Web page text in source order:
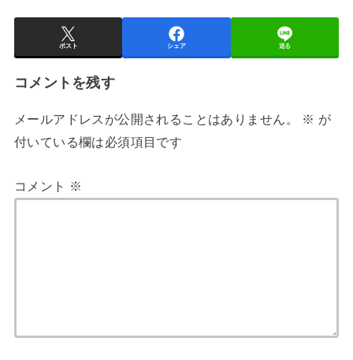
ポスト シェア 送る
コメントを残す
メールアドレスが公開されることはありません。 ※ が
付いている欄は必須項目です
コメント ※